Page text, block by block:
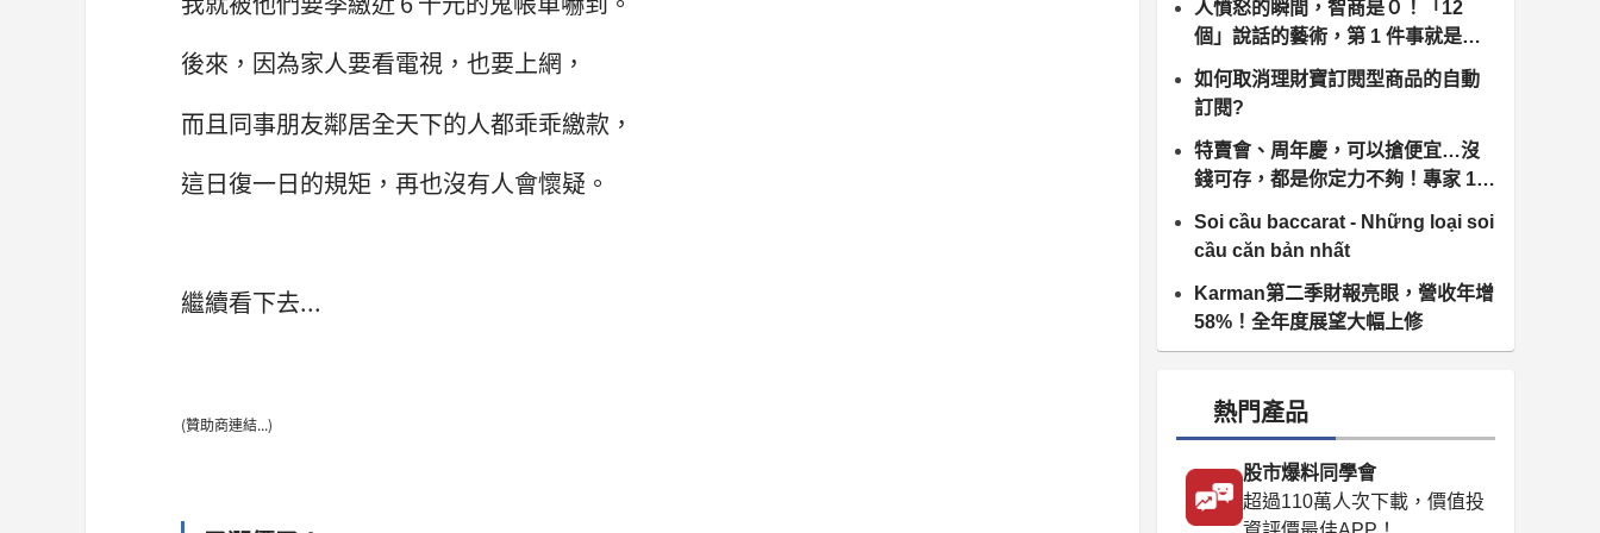
後來，因為家人要看電視，也要上網，
而且同事朋友鄰居全天下的人都乖乖繳款，
這日復一日的規矩，再也沒有人會懷疑。
繼續看下去...
(贊助商連結...)
人憤怒的瞬間，智商是０！「12
個」說話的藝術，第 1 件事就是告
訴你：急事，應該慢慢說...
如何取消理財寶訂閱型商品的自動
訂閱?
特賣會、周年慶，可以搶便宜…沒
錢可存，都是你定力不夠！專家 1
Soi cầu baccarat - Những loại soi
cầu căn bản nhất
Karman第二季財報亮眼，營收年增
58%！全年度展望大幅上修
熱門產品
股市爆料同學會
超過110萬人次下載，價值投